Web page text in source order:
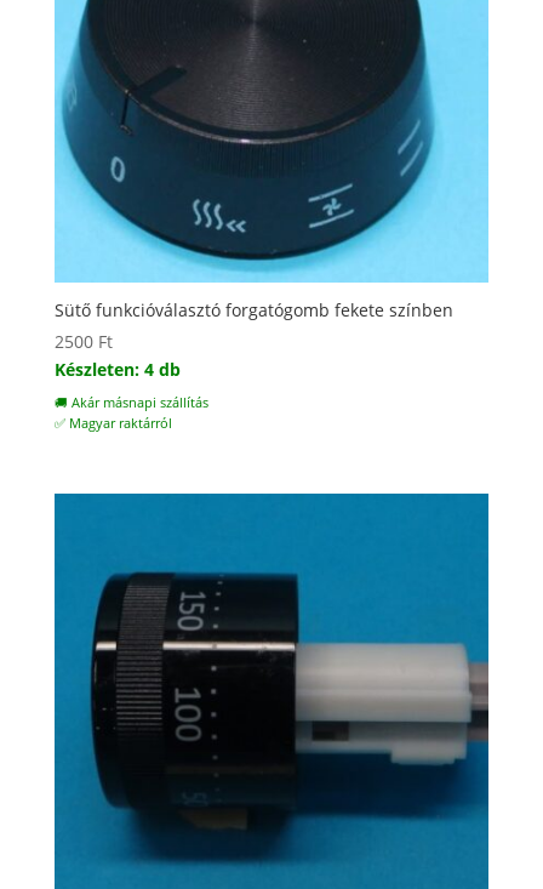
Sütő funkcióválasztó forgatógomb fekete színben
2500 Ft
Készleten: 4 db
🚚 Akár másnapi szállítás
✅ Magyar raktárról